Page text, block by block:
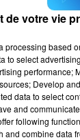
CONTACT
de votre vie
processing based
to select
performance;
Develop
data to select
and
following
combine data